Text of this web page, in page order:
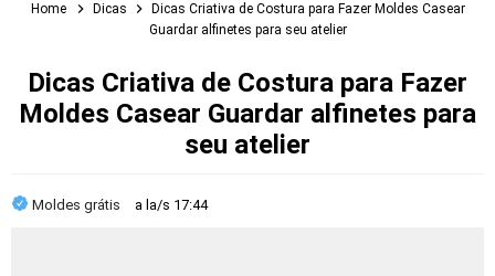
Home Dicas
Dicas Criativa de Costura para Fazer Moldes Casear
Guardar alfinetes para seu atelier
Dicas Criativa de Costura para Fazer
Moldes Casear Guardar alfinetes para
seu atelier
Moldes grátis a la/s 17:44